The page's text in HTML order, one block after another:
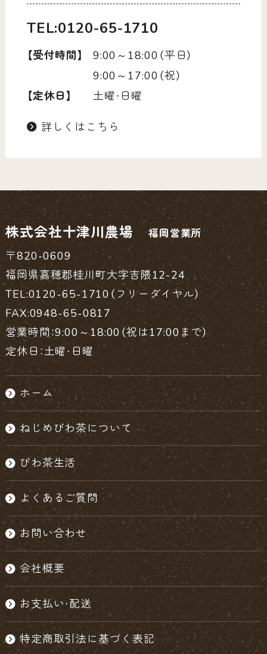
TEL:0120-65-1710
【受付時間】
9:00～18:00（平日）
9:00～17:00（祝）
【定休日】
土曜・日曜
詳しくはこちら
株式会社十津川農場 福岡営業所
〒820-0609
福岡県嘉穂郡桂川町大字吉隈12-24
TEL:0120-65-1710（フリーダイヤル）
FAX:0948-65-0817
営業時間：9:00～18:00（祝は17:00まで）
定休日：土曜・日曜
ホーム
ねじめびわ茶について
びわ茶生活
よくあるご質問
お問い合わせ
会社概要
お支払い・配送
特定商取引法に基づく表記